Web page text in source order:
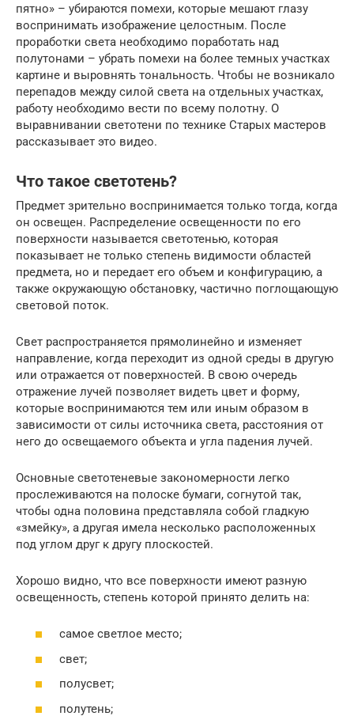
пятно» – убираются помехи, которые мешают глазу
воспринимать изображение целостным. После
проработки света необходимо поработать над
полутонами – убрать помехи на более темных участках
картине и выровнять тональность. Чтобы не возникало
перепадов между силой света на отдельных участках,
работу необходимо вести по всему полотну. О
выравнивании светотени по технике Старых мастеров
рассказывает это видео.
Что такое светотень?
Предмет зрительно воспринимается только тогда, когда
он освещен. Распределение освещенности по его
поверхности называется светотенью, которая
показывает не только степень видимости областей
предмета, но и передает его объем и конфигурацию, а
также окружающую обстановку, частично поглощающую
световой поток.
Свет распространяется прямолинейно и изменяет
направление, когда переходит из одной среды в другую
или отражается от поверхностей. В свою очередь
отражение лучей позволяет видеть цвет и форму,
которые воспринимаются тем или иным образом в
зависимости от силы источника света, расстояния от
него до освещаемого объекта и угла падения лучей.
Основные светотеневые закономерности легко
прослеживаются на полоске бумаги, согнутой так,
чтобы одна половина представляла собой гладкую
«змейку», а другая имела несколько расположенных
под углом друг к другу плоскостей.
Хорошо видно, что все поверхности имеют разную
освещенность, степень которой принято делить на:
самое светлое место;
свет;
полусвет;
полутень;